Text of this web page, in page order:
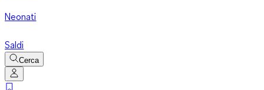
Neonati
Saldi
Cerca